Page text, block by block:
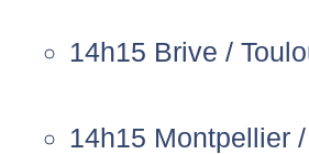
14h15 Brive /
14h15 Montpellier